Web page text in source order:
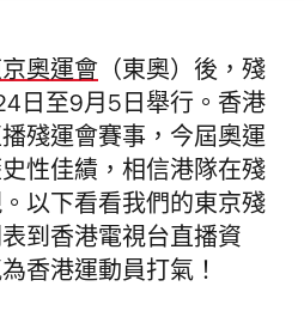
奧運會 （東奧）後，殘
日至9月5日舉行。香港
殘運會賽事，今屆奧運
性佳績，相信港隊在殘
以下看看我們的東京殘
到香港電視台直播資
香港運動員打氣！